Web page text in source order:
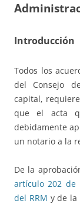
Introducción
Todos los
del Consejo
capital,
que el acta
debidamente
un notario a la
De la
artículo 202 de
del RRM y de la